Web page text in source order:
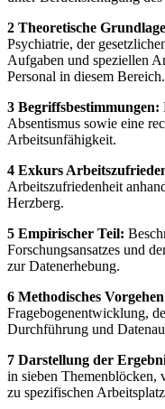
2 Theoretische
Psychiatrie, der
Aufgaben und speziellen
Personal in diesem Bereich.
3 Begriffsbestimmungen:
Absentismus sowie eine
Arbeitsunfähigkeit.
4 Exkurs
Arbeitszufriedenheit
Herzberg.
5 Empirischer Teil:
Forschungsansatzes und
zur Datenerhebung.
6 Methodisches
Fragebogenentwicklung,
Durchführung und
7 Darstellung der
in sieben Themenblöcken,
zu spezifischen